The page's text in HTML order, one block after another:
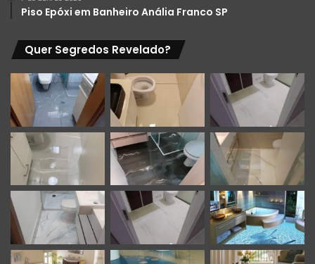
Piso Epóxi em Banheiro Anália Franco SP
Quer Segredos Revelado?